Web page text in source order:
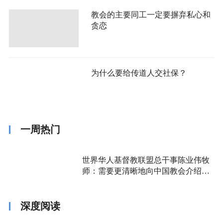
教会的主要同工一定要摒弃私心和
贪恋
为什么要给传道人交社保？
一周热门
世界华人基督教联盟总干事陈业伟牧
师：需要更清晰地向中国教会介绍福
深度阅读